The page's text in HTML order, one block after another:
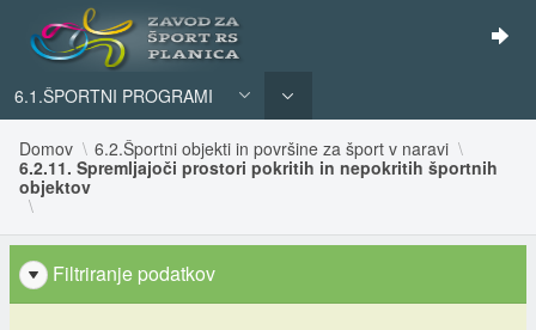
6.1.ŠPORTNI PROGRAMI
Domov
6.2.Športni objekti in površine za šport v naravi
6.2.11. Spremljajoči prostori pokritih in nepokritih športnih
objektov
Filtriranje podatkov